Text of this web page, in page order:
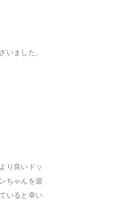
いました。
り良いドッ
ちゃんを迎
いると幸い